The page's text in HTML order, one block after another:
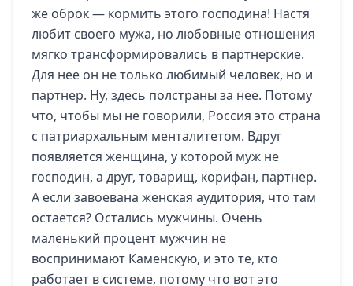
же оброк — кормить этого господина! Настя
любит своего мужа, но любовные отношения
мягко трансформировались в партнерские.
Для нее он не только любимый человек, но и
партнер. Ну, здесь полстраны за нее. Потому
что, чтобы мы не говорили, Россия это страна
с патриархальным менталитетом. Вдруг
появляется женщина, у которой муж не
господин, а друг, товарищ, корифан, партнер.
А если завоевана женская аудитория, что там
остается? Остались мужчины. Очень
маленький процент мужчин не
воспринимают Каменскую, и это те, кто
работает в системе, потому что вот это